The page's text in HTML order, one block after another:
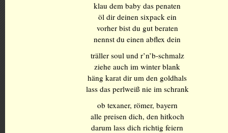
klau dem baby das penaten
öl dir deinen sixpack ein
vorher bist du gut beraten
nennst du einen abflex dein
träller soul und r’n’b-schmalz
ziehe auch im winter blank
häng karat dir um den goldhals
lass das perlweiß nie im schrank
ob texaner, römer, bayern
alle preisen dich, den hitkoch
darum lass dich richtig feiern